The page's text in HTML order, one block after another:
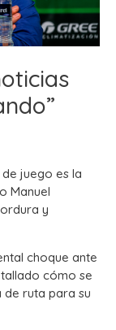
juego es la
Manuel
y
choque ante
cómo se
de ruta para su